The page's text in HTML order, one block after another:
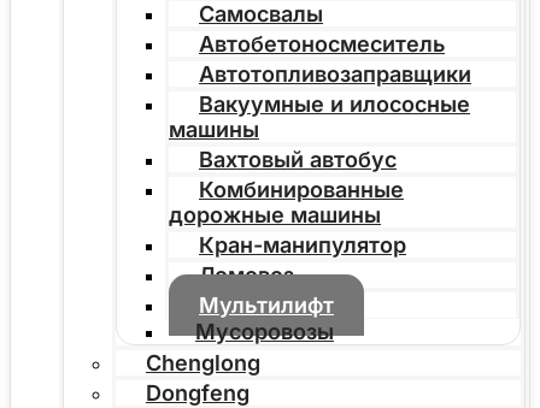
Самосвалы
Автобетоносмеситель
Автотопливозаправщики
Вакуумные и илососные
машины
Вахтовый автобус
Комбинированные
дорожные машины
Кран-манипулятор
Ломовоз
Мультилифт
Мусоровозы
Chenglong
Dongfeng